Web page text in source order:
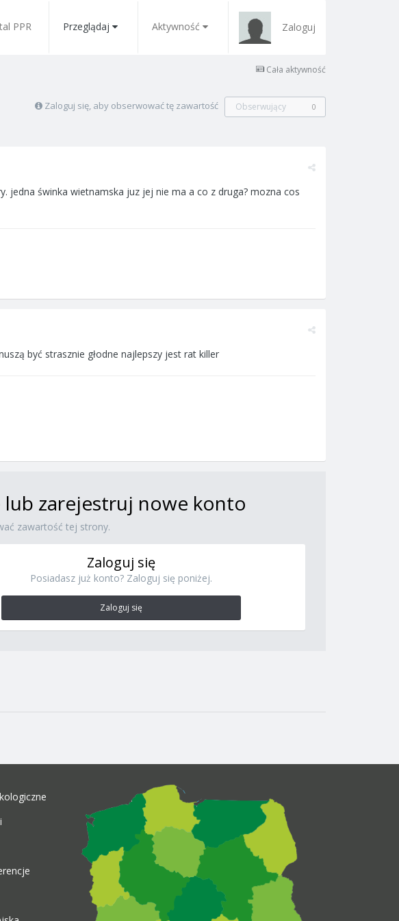
PPR Przeglądaj Aktywność Zaloguj
Cała aktywność
Zaloguj się, aby obserwować tę zawartość Obserwujący 0
jedna świnka wietnamska juz jej nie ma a co z druga? mozna cos
być strasznie głodne najlepszy jest rat killer
lub zarejestruj nowe konto
zawartość tej strony.
Zaloguj się
Posiadasz już konto? Zaloguj się poniżej.
Zaloguj się